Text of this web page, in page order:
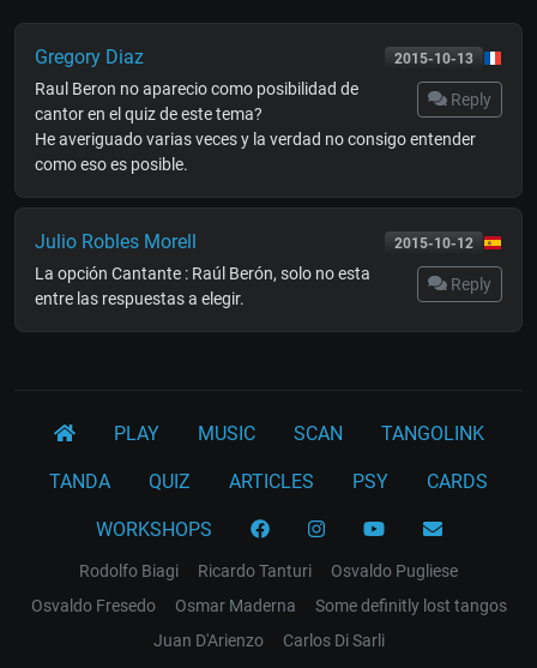
2015-10-13
Gregory Diaz
Reply
Raul Beron no aparecio como posibilidad de
cantor en el quiz de este tema?
He averiguado varias veces y la verdad no consigo entender
como eso es posible.
2015-10-12
Julio Robles Morell
Reply
La opción Cantante : Raúl Berón, solo no esta
entre las respuestas a elegir.
PLAY MUSIC SCAN TANGOLINK
TANDA QUIZ ARTICLES PSY CARDS
WORKSHOPS
Rodolfo Biagi Ricardo Tanturi
Osvaldo Pugliese
Osvaldo Fresedo
Osmar Maderna
Some definitly lost tangos
Juan D'Arienzo
Carlos Di Sarli